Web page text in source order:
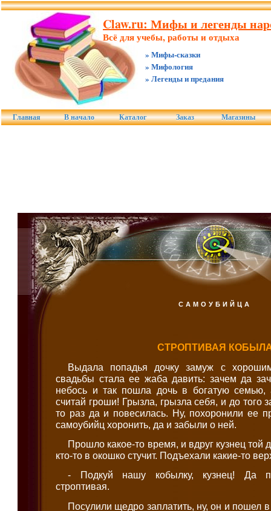
Claw.ru: Мифы и легенды
Всё для учебы, работы и отдыха
» Мифы-сказки
» Мифология
» Легенды и предания
Главная В начало Каталог Заказ Магазины
САМОУБИЙЦА
СТРОПТИВАЯ
Выдала попадья дочку замуж с
свадьбы стала ее жаба давить: зачем да
небось и так пошла дочь в богатую семью,
считай гроши! Грызла, грызла себя, и до того
то раз да и повесилась. Ну, похоронили ее
самоубийц хоронить, да и забыли о ней.
Прошло какое-то время, и вдруг кузнец
кто-то в окошко стучит. Подъехали какие-то
- Подкуй нашу кобылку, кузнец! Да
строптивая.
Посулили щедро заплатить, ну, он и пошел